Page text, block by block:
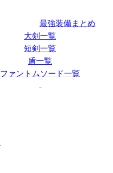
最強装備まとめ
大剣一覧
短剣一覧
盾一覧
ファントムソード一覧
-